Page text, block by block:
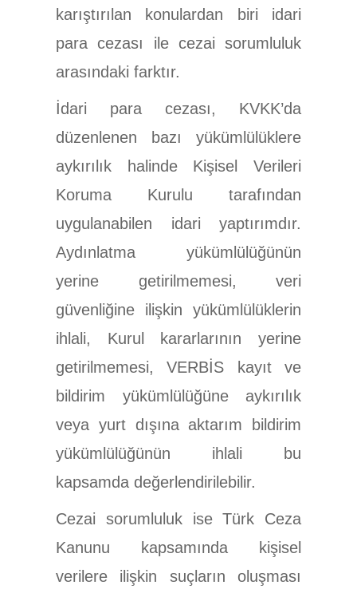
karıştırılan konulardan biri idari
para cezası ile cezai sorumluluk
arasındaki farktır.
İdari para cezası, KVKK’da
düzenlenen bazı yükümlülüklere
aykırılık halinde Kişisel Verileri
Koruma Kurulu tarafından
uygulanabilen idari yaptırımdır.
Aydınlatma yükümlülüğünün
yerine getirilmemesi, veri
güvenliğine ilişkin yükümlülüklerin
ihlali, Kurul kararlarının yerine
getirilmemesi, VERBİS kayıt ve
bildirim yükümlülüğüne aykırılık
veya yurt dışına aktarım bildirim
yükümlülüğünün ihlali bu
kapsamda değerlendirilebilir.
Cezai sorumluluk ise Türk Ceza
Kanunu kapsamında kişisel
verilere ilişkin suçların oluşması